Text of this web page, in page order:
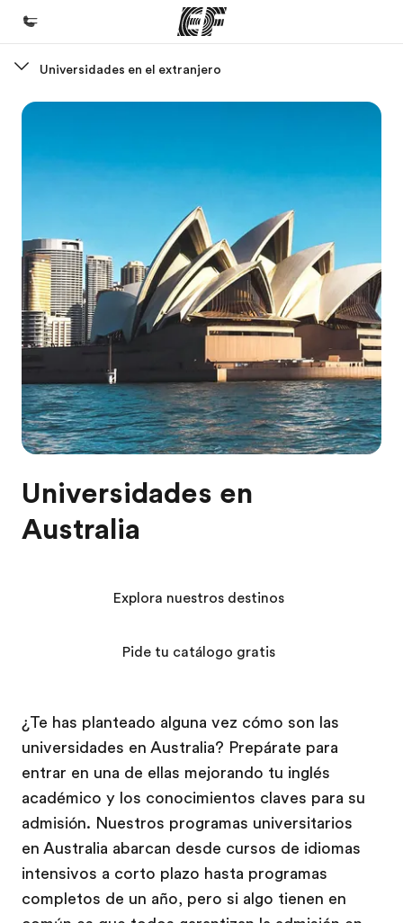
Bienvenido a EF
Encuentra una oficina
Sobre nosotros
Quiénes somos
Trabajos
Universidades en el extranjero
Universidades en
Australia
¿Te has planteado alguna vez cómo son las
universidades en Australia? Prepárate para
entrar en una de ellas mejorando tu inglés
académico y los conocimientos claves para su
admisión. Nuestros programas universitarios
en Australia abarcan desde cursos de idiomas
intensivos a corto plazo hasta programas
completos de un año, pero si algo tienen en
Explora nuestros destinos
Pide tu catálogo gratis